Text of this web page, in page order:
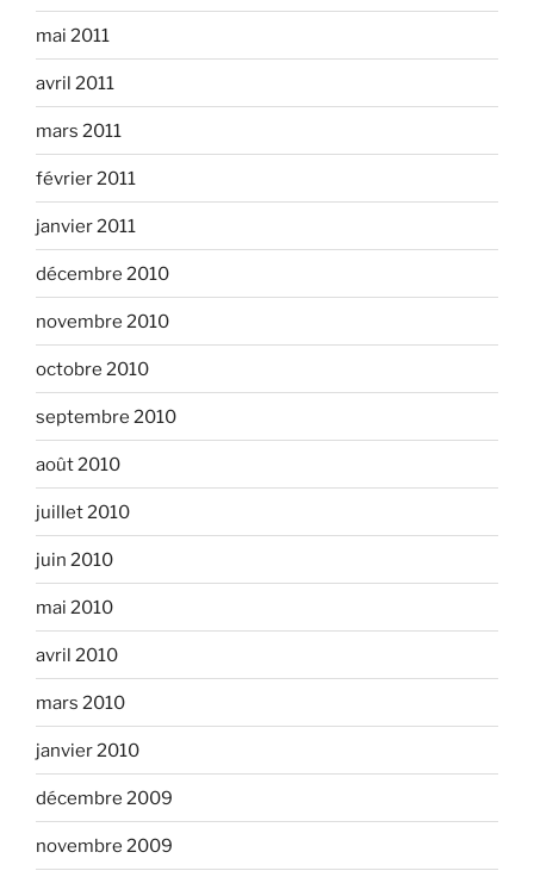
mai 2011
avril 2011
mars 2011
février 2011
janvier 2011
décembre 2010
novembre 2010
octobre 2010
septembre 2010
août 2010
juillet 2010
juin 2010
mai 2010
avril 2010
mars 2010
janvier 2010
décembre 2009
novembre 2009